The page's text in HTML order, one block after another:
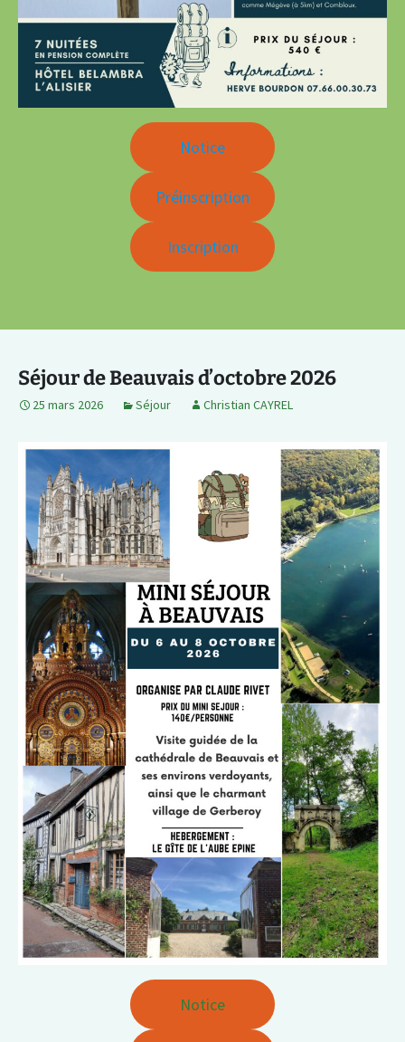
Notice
Préinscription
Inscription
Séjour de Beauvais d’octobre 2026
25 mars 2026 Séjour Christian CAYREL
Notice